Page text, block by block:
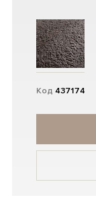
Код 437174